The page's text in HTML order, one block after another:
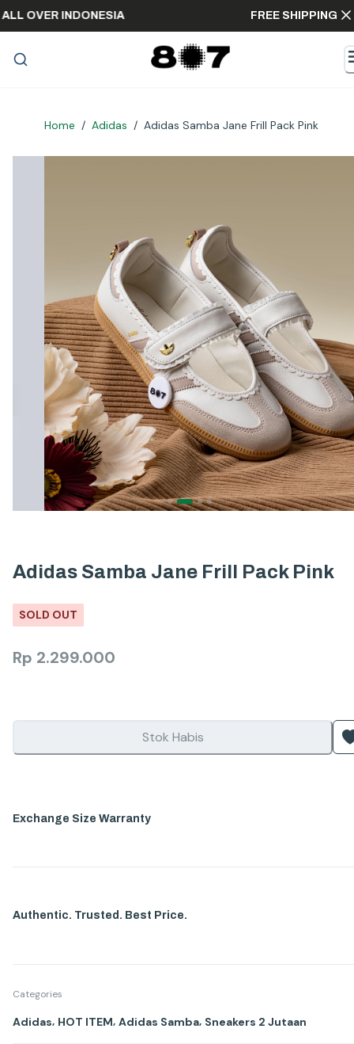
ALL OVER INDONESIA FREE
Home / Adidas / Adidas Samba Jane Frill Pack Pink
Adidas Samba Jane Frill Pack Pink
SOLD OUT
Rp 2.299.000
Stok Habis
Exchange Size Warranty
Authentic. Trusted. Best Price.
Categories
Adidas HOT ITEM Adidas Samba Sneakers 2 Jutaan